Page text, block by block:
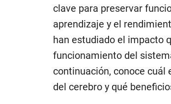
clave para preservar
aprendizaje y el
han estudiado el impacto
funcionamiento del
continuación, conoce cuál
del cerebro y qué